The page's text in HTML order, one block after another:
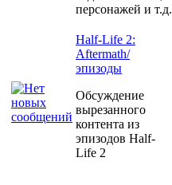
персонажей и т.д.
Half-Life 2:
Aftermath/
эпизоды
Обсуждение
вырезанного
контента из
эпизодов Half-
Life 2